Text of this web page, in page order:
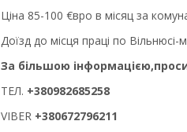
Ціна 85-100 €вро в місяц за
Доїзд до місця праці по
За більшою
ТЕЛ. +380982685258
VIBER +380672796211